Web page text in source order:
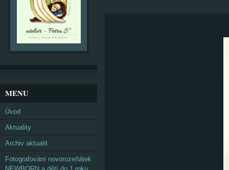
MENU
Úvod
Aktuality
Archiv aktualit
Fotografování novorozeňátek